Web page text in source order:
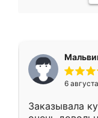
6
Заказывала